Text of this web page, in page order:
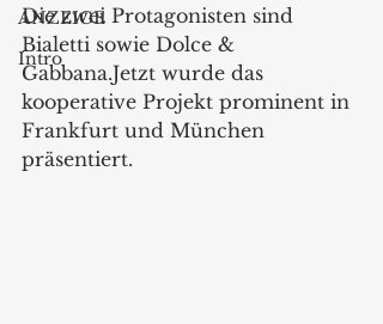
ANZEIGE
Intro
Die zwei Protagonisten sind
Bialetti sowie Dolce &
Gabbana.Jetzt wurde das
kooperative Projekt prominent in
Frankfurt und München
präsentiert.